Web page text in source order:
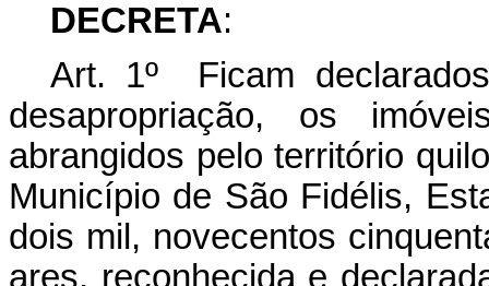
DECRETA:
Art. 1º Ficam
desapropriação, os
abrangidos pelo território
Município de São Fidélis,
dois mil, novecentos
ares, reconhecida e